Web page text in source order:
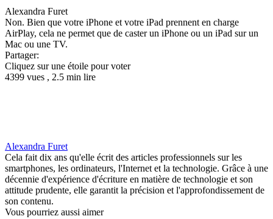
Alexandra Furet
Non. Bien que votre iPhone et votre iPad prennent en charge
AirPlay, cela ne permet que de caster un iPhone ou un iPad sur un
Mac ou une TV.
Partager:
Cliquez sur une étoile pour voter
4399 vues , 2.5 min lire
Alexandra Furet
Cela fait dix ans qu'elle écrit des articles professionnels sur les
smartphones, les ordinateurs, l'Internet et la technologie. Grâce à une
décennie d'expérience d'écriture en matière de technologie et son
attitude prudente, elle garantit la précision et l'approfondissement de
son contenu.
Vous pourriez aussi aimer